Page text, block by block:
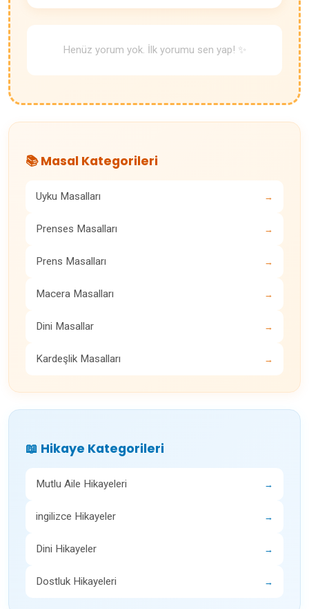
Henüz yorum yok. İlk yorumu sen yap! ✨
📚 Masal Kategorileri
Uyku Masalları →
Prenses Masalları →
Prens Masalları →
Macera Masalları →
Dini Masallar →
Kardeşlik Masalları →
📖 Hikaye Kategorileri
Mutlu Aile Hikayeleri →
ingilizce Hikayeler →
Dini Hikayeler →
Dostluk Hikayeleri →